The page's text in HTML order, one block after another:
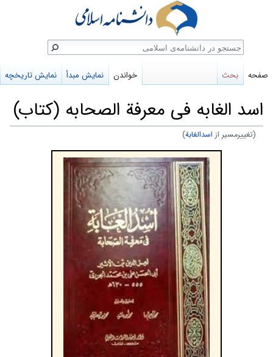
اسد الغابه فی معرفة الصحابه (کتاب)
(تغییرمسیر از اسدالغابة)
صفحه بحث خواندن نمایش مبدأ نمایش تاریخچه
جستجو